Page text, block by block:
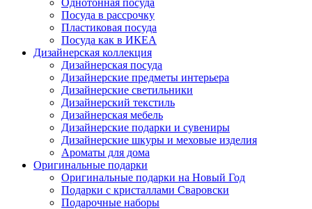
Однотонная посуда
Посуда в рассрочку
Пластиковая посуда
Посуда как в ИКЕА
Дизайнерская коллекция
Дизайнерская посуда
Дизайнерские предметы интерьера
Дизайнерские светильники
Дизайнерский текстиль
Дизайнерская мебель
Дизайнерские подарки и сувениры
Дизайнерские шкуры и меховые изделия
Ароматы для дома
Оригинальные подарки
Оригинальные подарки на Новый Год
Подарки с кристаллами Сваровски
Подарочные наборы